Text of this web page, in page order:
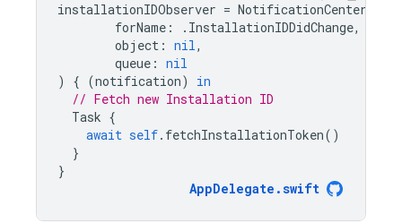
installationIDObserver = NotificationCenter
forName : . InstallationIDDidChange,
object : nil,
queue : nil
)
{ (notification)
in
// Fetch new Installation ID
Task {
await self. fetchInstallationToken()
}
}
AppDelegate .swift